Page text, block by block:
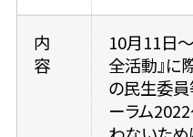
内
容
10月11日
全活動』に
の民生委員
ーラム